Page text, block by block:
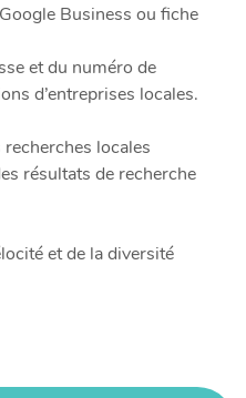
Business ou fiche
et du numéro de
d’entreprises locales.
locales
résultats de recherche
et de la diversité